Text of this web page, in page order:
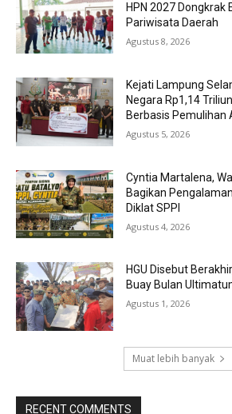
HPN 2027 Dongkrak
Pariwisata Daerah
Agustus 8, 2026
Kejati Lampung
Negara Rp1,14
Berbasis Pemulihan
Agustus 5, 2026
Cyntia Martalena,
Bagikan
Diklat SPPI
Agustus 4, 2026
HGU Disebut
Buay Bulan
Agustus 1, 2026
Muat lebih banyak
RECENT COMMENTS